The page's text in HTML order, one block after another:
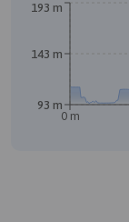
0 m
93 m
143 m
193 m